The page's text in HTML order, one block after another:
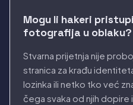
Mogu li hakeri
fotografija u oblaku?
Stvarna prijetnja nije
stranica za krađu
lozinka ili netko tko već
čega svaka od njih dopire